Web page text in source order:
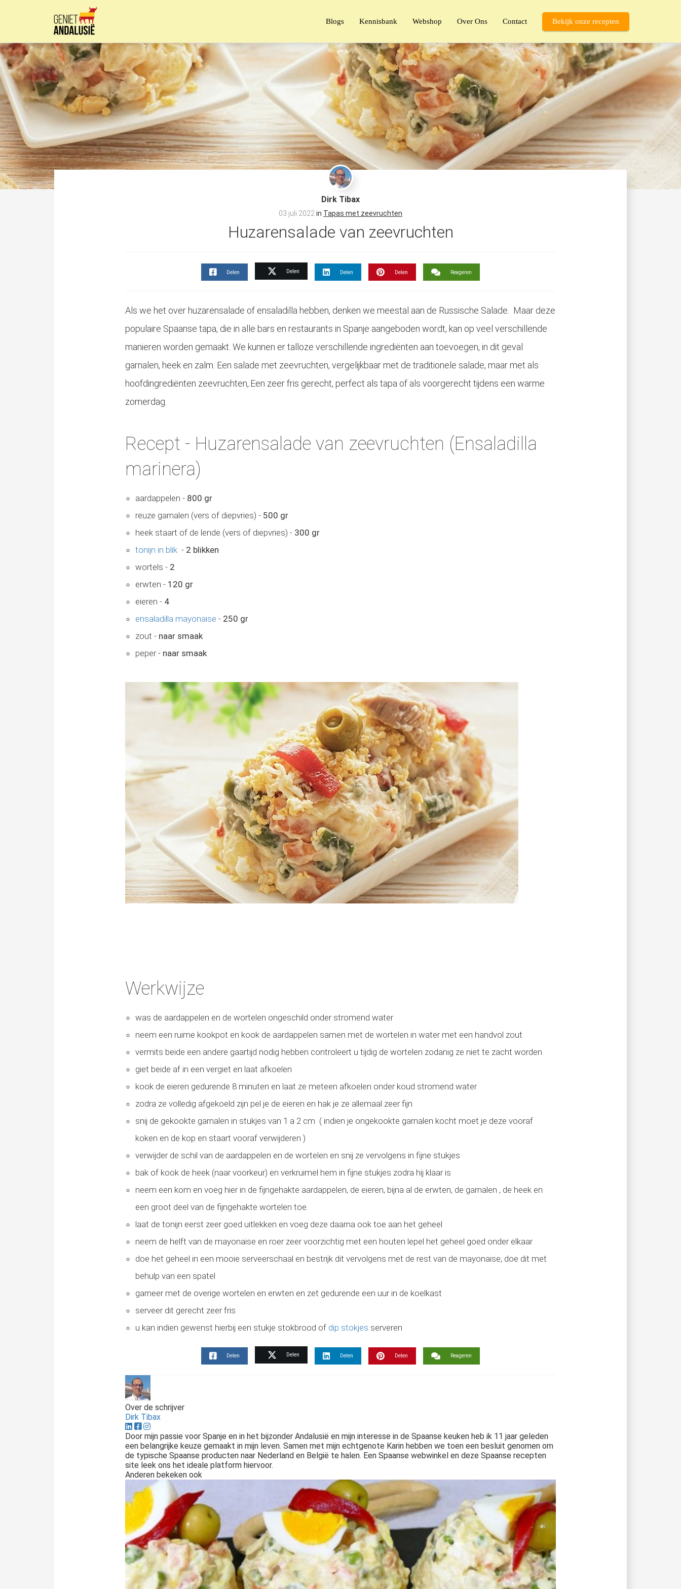
Blogs Kennisbank Webshop Over Ons Contact Bekijk onze recepten
Dirk Tibax
03 juli 2022 in Tapas met zeevruchten
Huzarensalade van zeevruchten
Delen Delen Delen Delen Reageren
Als we het over huzarensalade of ensaladilla hebben, denken we meestal aan de Russische Salade. Maar deze
populaire Spaanse tapa, die in alle bars en restaurants in Spanje aangeboden wordt, kan op veel verschillende
manieren worden gemaakt. We kunnen er talloze verschillende ingrediënten aan toevoegen, in dit geval
garnalen, heek en zalm. Een salade met zeevruchten, vergelijkbaar met de traditionele salade, maar met als
hoofdingrediënten zeevruchten,.Een zeer fris gerecht, perfect als tapa of als voorgerecht tijdens een warme
zomerdag.
Recept - Huzarensalade van zeevruchten (Ensaladilla
marinera)
aardappelen - 800 gr
reuze garnalen (vers of diepvries) - 500 gr
heek staart of de lende (vers of diepvries) - 300 gr
tonijn in blik - 2 blikken
wortels - 2
erwten - 120 gr
eieren - 4
ensaladilla mayonaise - 250 gr
zout - naar smaak
peper - naar smaak
Werkwijze
was de aardappelen en de wortelen ongeschild onder stromend water
neem een ruime kookpot en kook de aardappelen samen met de wortelen in water met een handvol zout
vermits beide een andere gaartijd nodig hebben controleert u tijdig de wortelen zodanig ze niet te zacht worden
giet beide af in een vergiet en laat afkoelen
kook de eieren gedurende 8 minuten en laat ze meteen afkoelen onder koud stromend water
zodra ze volledig afgekoeld zijn pel je de eieren en hak je ze allemaal zeer fijn
snij de gekookte garnalen in stukjes van 1 a 2 cm ( indien je ongekookte garnalen kocht moet je deze vooraf
koken en de kop en staart vooraf verwijderen )
verwijder de schil van de aardappelen en de wortelen en snij ze vervolgens in fijne stukjes
bak of kook de heek (naar voorkeur) en verkruimel hem in fijne stukjes zodra hij klaar is
neem een kom en voeg hier in de fijngehakte aardappelen, de eieren, bijna al de erwten, de garnalen , de heek en
een groot deel van de fijngehakte wortelen toe.
laat de tonijn eerst zeer goed uitlekken en voeg deze daarna ook toe aan het geheel
neem de helft van de mayonaise en roer zeer voorzichtig met een houten lepel het geheel goed onder elkaar
doe het geheel in een mooie serveerschaal en bestrijk dit vervolgens met de rest van de mayonaise, doe dit met
behulp van een spatel
garneer met de overige wortelen en erwten en zet gedurende een uur in de koelkast
serveer dit gerecht zeer fris
u kan indien gewenst hierbij een stukje stokbrood of dip stokjes serveren
Delen Delen Delen Delen Reageren
Over de schrijver
Dirk Tibax
Door mijn passie voor Spanje en in het bijzonder Andalusië en mijn interesse in de Spaanse keuken heb ik 11 jaar geleden
een belangrijke keuze gemaakt in mijn leven. Samen met mijn echtgenote Karin hebben we toen een besluit genomen om
de typische Spaanse producten naar Nederland en België te halen. Een Spaanse webwinkel en deze Spaanse recepten
site leek ons het ideale platform hiervoor.
Anderen bekeken ook